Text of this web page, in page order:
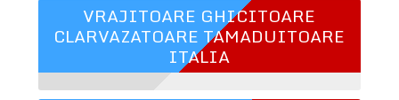
VRAJITOARE GHICITOARE
CLARVAZATOARE TAMADUITOARE
ITALIA